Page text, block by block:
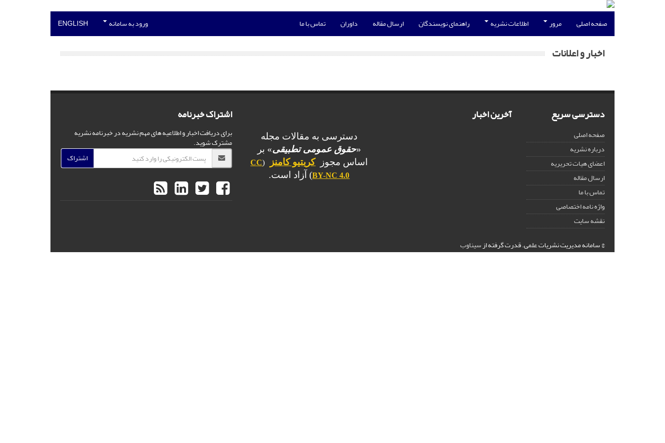
صفحه اصلی مرور اطلاعات نشریه راهنمای نویسندگان ارسال مقاله داوران تماس با ما ورود به سامانه ENGLISH
اخبار و اعلانات
دسترسی سریع
صفحه اصلی
درباره نشریه
اعضای هیات تحریریه
ارسال مقاله
تماس با ما
واژه نامه اختصاصی
نقشه سایت
آخرین اخبار
دسترسی به مقالات مجله
«حقوق عمومی تطبیقی» بر
اساس مجوزکریتیو کامنز (
CC
BY-NC 4.0) آزاد است.
اشتراک خبرنامه
برای دریافت اخبار و اطلاعیه های مهم نشریه در خبرنامه نشریه
مشترک شوید.
اشتراک
© سامانه مدیریت نشریات علمی.قدرت گرفته ازسیناوب